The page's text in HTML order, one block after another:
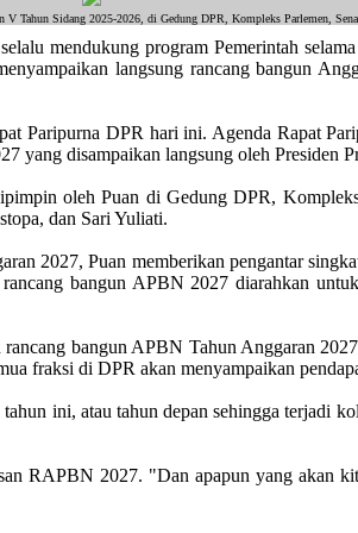
Tahun Sidang 2025-2026, di Gedung DPR, Kompleks Parlemen,
mendukung program Pemerintah
langsung rancang bangun
Paripurna DPR hari ini. Agenda Rapat
yang disampaikan langsung oleh Presiden
oleh Puan di Gedung DPR,
dan Sari Yuliati.
2027, Puan memberikan pengantar
bangun APBN 2027 diarahkan
bangun APBN Tahun Anggaran
fraksi di DPR akan menyampaikan
ini, atau tahun depan sehingga terjadi
RAPBN 2027. "Dan apapun yang akan